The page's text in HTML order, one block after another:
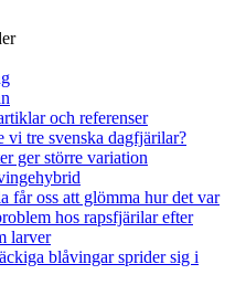
och referenser
vi tre svenska dagfjärilar?
ger större variation
får oss att glömma hur det var
hos rapsfjärilar efter
larver
blåvingar sprider sig i